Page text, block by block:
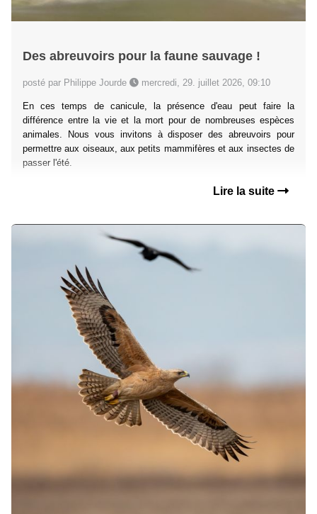
Des abreuvoirs pour la faune sauvage !
posté par Philippe Jourde mercredi, 29. juillet 2026, 09:10
En ces temps de canicule, la présence d'eau peut faire la
différence entre la vie et la mort pour de nombreuses espèces
animales. Nous vous invitons à disposer des abreuvoirs pour
permettre aux oiseaux, aux petits mammifères et aux insectes de
passer l'été.
Lire la suite